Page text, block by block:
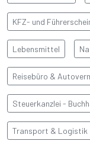
KFZ- und
Lebensmittel
Reisebüro &
Steuerkanzlei -
Transport & Logistik